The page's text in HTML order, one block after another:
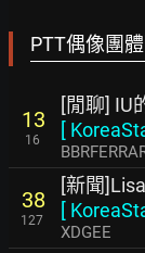
PTT偶像團
13
16
[閒聊] IU
[
38
127
[新聞
[
XDGEE